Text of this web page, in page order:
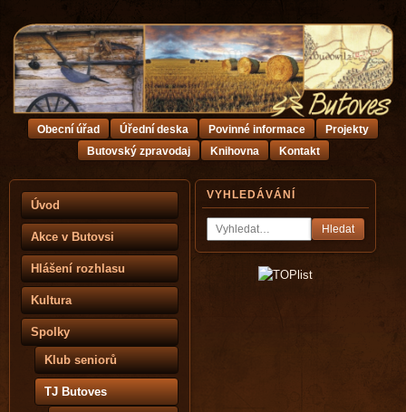
Úvod
Akce v Butovsi
Hlášení rozhlasu
Kultura
Spolky
Klub seniorů
TJ Butoves
VYHLEDÁVÁNÍ
Hledat
Obecní úřad Úřední deska Povinné informace
Projekty
Butovský zpravodaj
Knihovna Kontakt